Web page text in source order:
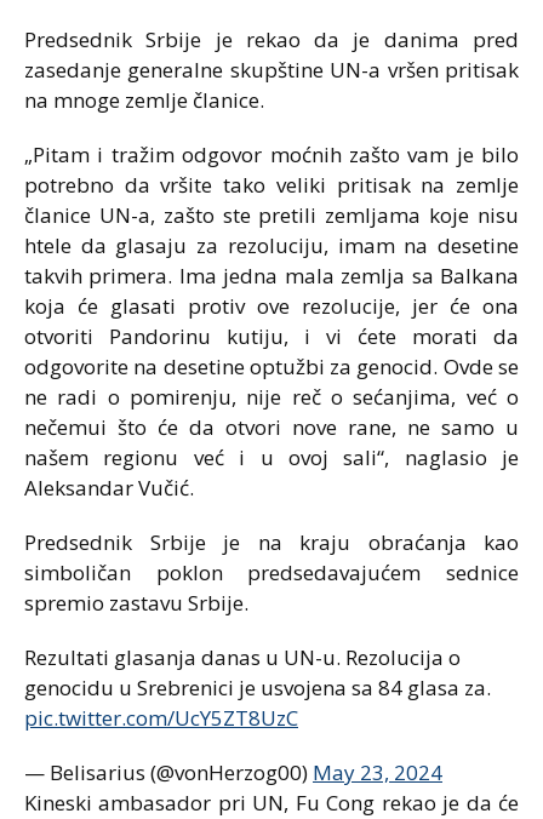
Predsednik Srbije je rekao da je danima pred
zasedanje generalne skupštine UN-a vršen pritisak
na mnoge zemlje članice.
„Pitam i tražim odgovor moćnih zašto vam je bilo
potrebno da vršite tako veliki pritisak na zemlje
članice UN-a, zašto ste pretili zemljama koje nisu
htele da glasaju za rezoluciju, imam na desetine
takvih primera. Ima jedna mala zemlja sa Balkana
koja će glasati protiv ove rezolucije, jer će ona
otvoriti Pandorinu kutiju, i vi ćete morati da
odgovorite na desetine optužbi za genocid. Ovde se
ne radi o pomirenju, nije reč o sećanjima, već o
nečemui što će da otvori nove rane, ne samo u
našem regionu već i u ovoj sali“, naglasio je
Aleksandar Vučić.
Predsednik Srbije je na kraju obraćanja kao
simboličan poklon predsedavajućem sednice
spremio zastavu Srbije.
Rezultati glasanja danas u UN-u. Rezolucija o
genocidu u Srebrenici je usvojena sa 84 glasa za.
pic.twitter.com/UcY5ZT8UzC
— Belisarius (@vonHerzog00) May 23, 2024
Kineski ambasador pri UN, Fu Cong rekao je da će